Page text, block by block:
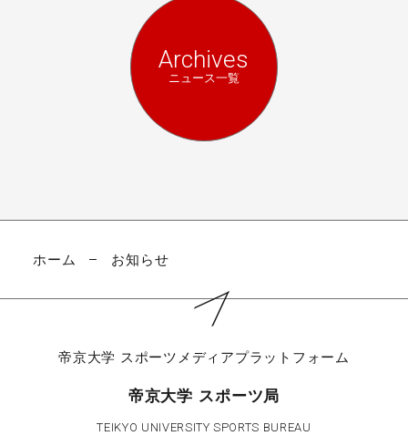
Archives
ニュース一覧
ホーム お知らせ
帝京大学 スポーツメディアプラットフォーム
帝京大学 スポーツ局
TEIKYO UNIVERSITY SPORTS BUREAU